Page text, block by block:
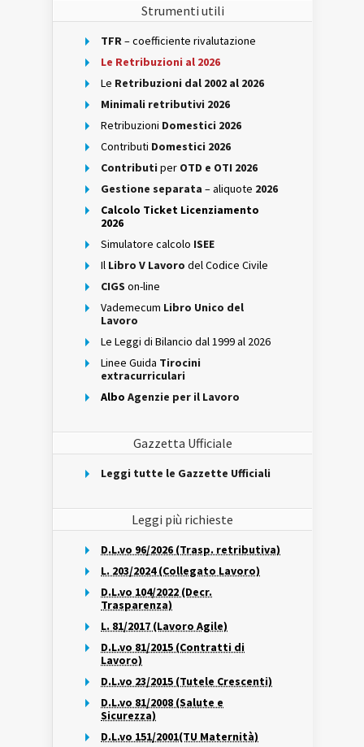
Strumenti utili
TFR– coefficiente rivalutazione
Le Retribuzioni al 2026
Le Retribuzioni dal 2002 al 2026
Minimali retributivi 2026
Retribuzioni Domestici 2026
Contributi Domestici 2026
Contributi per OTD e OTI 2026
Gestione separata – aliquote 2026
Calcolo Ticket Licenziamento
2026
Simulatore calcolo ISEE
Il Libro V Lavoro del Codice Civile
CIGS on-line
Vademecum Libro Unico del
Lavoro
Le Leggi di Bilancio dal 1999 al 2026
Linee Guida Tirocini
extracurriculari
Albo Agenzie per il Lavoro
Gazzetta Ufficiale
Leggi tutte le Gazzette Ufficiali
Leggi più richieste
D.L.vo 96/2026 (Trasp. retributiva)
L. 203/2024 (Collegato Lavoro)
D.L.vo 104/2022 (Decr.
Trasparenza)
L. 81/2017 (Lavoro Agile)
D.L.vo 81/2015 (Contratti di
Lavoro)
D.L.vo 23/2015 (Tutele Crescenti)
D.L.vo 81/2008 (Salute e
Sicurezza)
D.L.vo 151/2001(TU Maternità)